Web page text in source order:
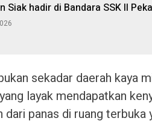
Siak hadir di Bandara SSK II
sekadar daerah kaya
layak mendapatkan
panas di ruang terbuka